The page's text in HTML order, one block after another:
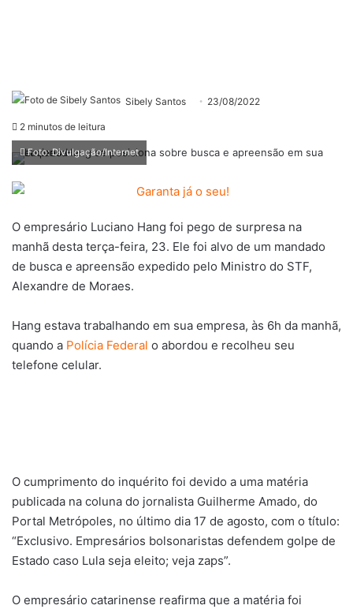
Sibely Santos 23/08/2022
2 minutos de leitura
Foto: Divulgação/Internet
O empresário Luciano Hang foi pego de surpresa na
manhã desta terça-feira, 23. Ele foi alvo de um mandado
de busca e apreensão expedido pelo Ministro do STF,
Alexandre de Moraes.
Hang estava trabalhando em sua empresa, às 6h da manhã,
quando a Polícia Federal o abordou e recolheu seu
telefone celular.
O cumprimento do inquérito foi devido a uma matéria
publicada na coluna do jornalista Guilherme Amado, do
Portal Metrópoles, no último dia 17 de agosto, com o título:
“Exclusivo. Empresários bolsonaristas defendem golpe de
Estado caso Lula seja eleito; veja zaps”.
O empresário catarinense reafirma que a matéria foi